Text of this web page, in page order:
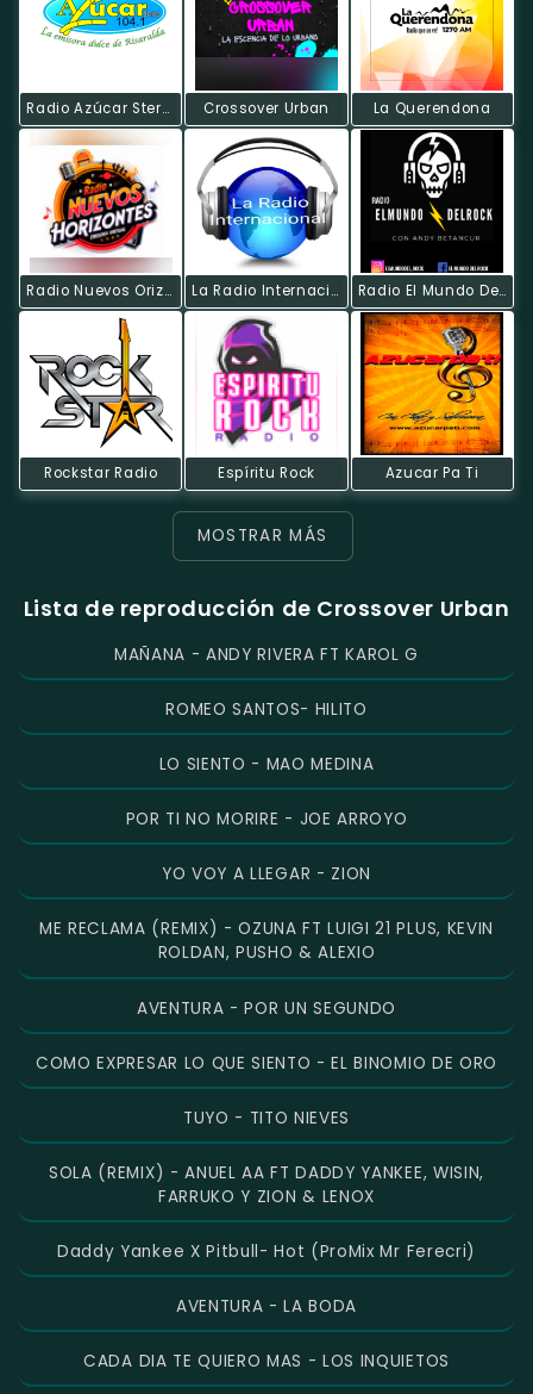
Radio Azúcar Stereo Crossover Urban La Querendona
Radio Nuevos Orizontes La Radio Internacional Radio El Mundo Del Rock
Rockstar Radio Espíritu Rock Azucar Pa Ti
MOSTRAR MÁS
Lista de reproducción de Crossover Urban
MAÑANA - ANDY RIVERA FT KAROL G
ROMEO SANTOS- HILITO
LO SIENTO - MAO MEDINA
POR TI NO MORIRE - JOE ARROYO
YO VOY A LLEGAR - ZION
ME RECLAMA (REMIX) - OZUNA FT LUIGI 21 PLUS, KEVIN
ROLDAN, PUSHO & ALEXIO
AVENTURA - POR UN SEGUNDO
COMO EXPRESAR LO QUE SIENTO - EL BINOMIO DE ORO
TUYO - TITO NIEVES
SOLA (REMIX) - ANUEL AA FT DADDY YANKEE, WISIN,
FARRUKO Y ZION & LENOX
Daddy Yankee X Pitbull- Hot (ProMix Mr Ferecri)
AVENTURA - LA BODA
CADA DIA TE QUIERO MAS - LOS INQUIETOS